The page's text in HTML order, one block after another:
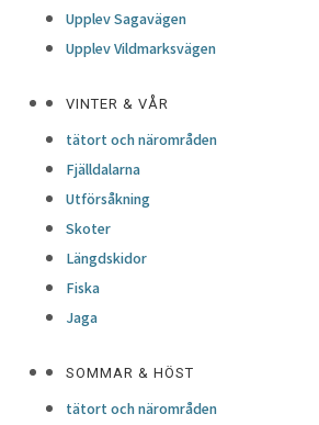
Upplev Sagavägen
Upplev Vildmarksvägen
VINTER & VÅR
tätort och närområden
Fjälldalarna
Utförsåkning
Skoter
Längdskidor
Fiska
Jaga
SOMMAR & HÖST
tätort och närområden